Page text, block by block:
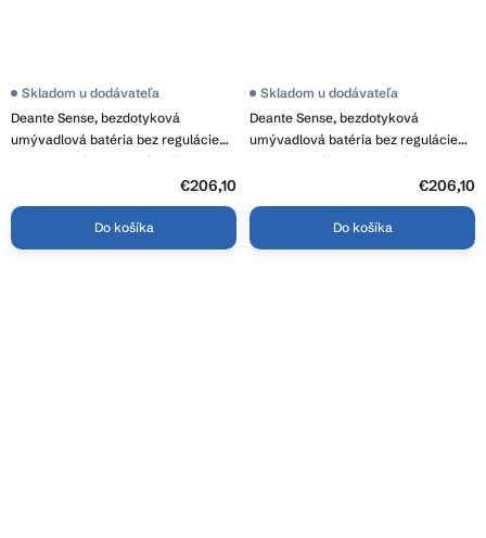
Deante Sense, bezdotyková
umývadlová batéria bez regulácie
teploty, napájanie 230/6V, čierna
Skladom u dodávateľa
€206,10
Do košíka
Deante Sense, bezdotyková
umývadlová batéria bez regulácie
teploty, napájanie 4xAA, čierna
Skladom u dodávateľa
€206,10
Do košíka